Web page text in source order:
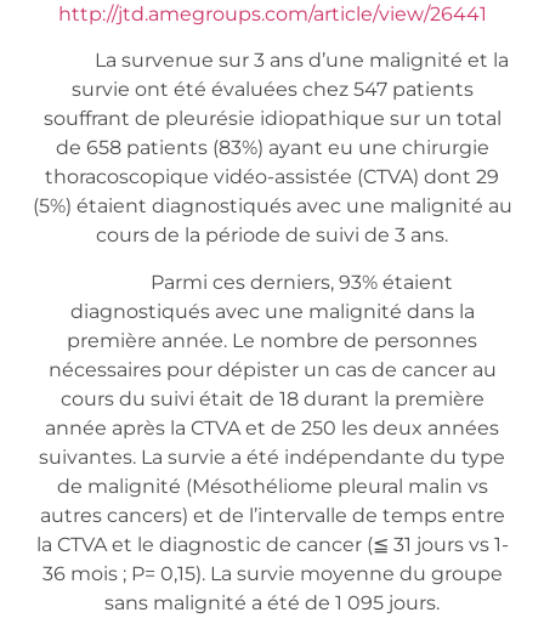
http://jtd.amegroups.com/article/view/26441
La survenue sur 3 ans d’une malignité et la
survie ont été évaluées chez 547 patients
souffrant de pleurésie idiopathique sur un total
de 658 patients (83%) ayant eu une chirurgie
thoracoscopique vidéo-assistée (CTVA) dont 29
(5%) étaient diagnostiqués avec une malignité au
cours de la période de suivi de 3 ans.
Parmi ces derniers, 93% étaient
diagnostiqués avec une malignité dans la
première année. Le nombre de personnes
nécessaires pour dépister un cas de cancer au
cours du suivi était de 18 durant la première
année après la CTVA et de 250 les deux années
suivantes. La survie a été indépendante du type
de malignité (Mésothéliome pleural malin vs
autres cancers) et de l’intervalle de temps entre
la CTVA et le diagnostic de cancer (≦ 31 jours vs 1-
36 mois ; P= 0,15). La survie moyenne du groupe
sans malignité a été de 1 095 jours.